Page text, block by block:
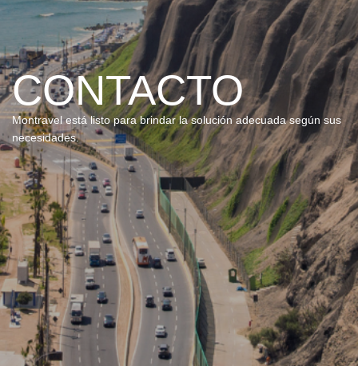
CONTACTO
Montravel está listo para brindar la solución adecuada según sus
necesidades.